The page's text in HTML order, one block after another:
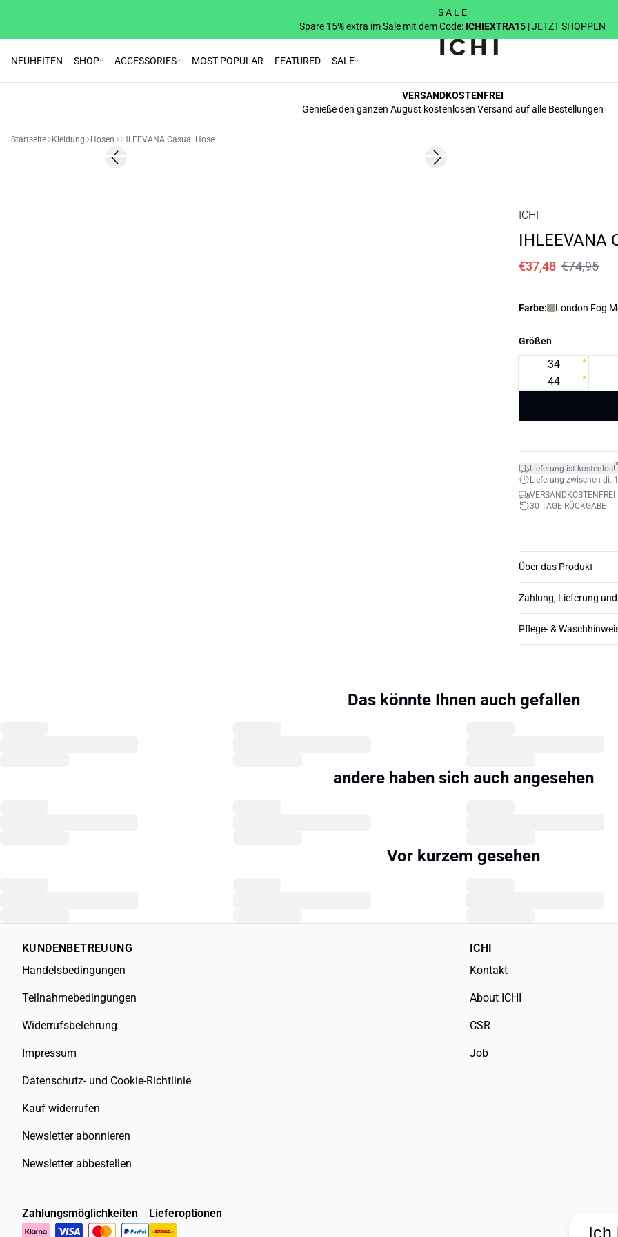
S A L E
Spare 15% extra im Sale mit dem Code: ICHIEXTRA15 | JETZT SHOPPEN
NEUHEITEN SHOP ACCESSORIES MOST POPULAR FEATURED SALE
VERSANDKOSTENFREI
Genieße den ganzen August kostenlosen Versand auf alle Bestellungen
Startseite Kleidung Hosen IHLEEVANA Casual Hose
SALE | 50%
Previous slide Next slide
ICHI
IHLEEVANA
€37,48 €74,95
Farbe: London Fog
Größen
34
44
Lieferung ist kostenlos!*
Lieferung zwischen di.
VERSANDKOSTENFREI
30 TAGE RÜCKGABE
Über das Produkt
Zahlung, Lieferung
Pflege- &
Das könnte Ihnen auch gefallen
andere haben sich auch angesehen
Vor kurzem gesehen
KUNDENBETREUUNG
Handelsbedingungen
Teilnahmebedingungen
Widerrufsbelehrung
Impressum
Datenschutz- und Cookie-Richtlinie
Kauf widerrufen
Newsletter abonnieren
Newsletter abbestellen
ICHI
Kontakt
About ICHI
CSR
Job
Zahlungsmöglichkeiten Lieferoptionen
Ich